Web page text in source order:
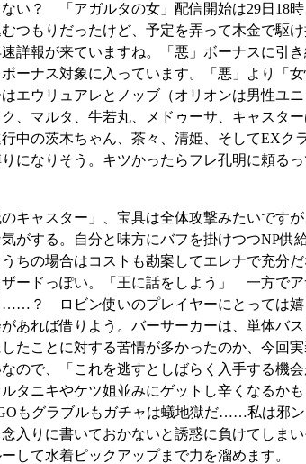
い？ 「アガルタの女」配信開始は29日18
つもりだったけど、予定を弄って木金で
詳報が来ていますね。「悪」ボーナスに引
ーナス対象に入っています。「悪」より「
エウリュアレとノッブ（オリオンは男性ユ
、マルタ、牛若丸、メドゥーサ、キャス
中の茨木ちゃん、茶々、清姫、そしてEXク
になりそう。キツかったらフレ孔明に頼る
キャスター」、宝具は全体攻撃みたいです
がする。自分と味方にバフを掛けつつNP
の場合はコストも勘案してエレナで充分
ードっぽい。「王に話をしよう」 一方で
？ ロビン使いのプレイヤーにとっては
あれば借りよう。バーサーカーは、単体
たことに対する苦情が多かったのか、今回
で、「これを逃すとしばらく入手する機
タニキやケツ姐並みにゲットし辛くなるか
もグラブルもガチャは蟻地獄だ……私は邪
入りに書いておかないと誘惑に負けてしま
して水着ピックアップまで力を溜めます。